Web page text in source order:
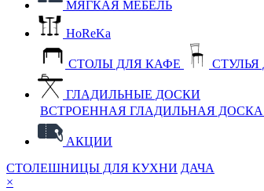
МЯГКАЯ МЕБЕЛЬ
HoReKa
СТОЛЫ ДЛЯ КАФЕ
ГЛАДИЛЬНЫЕ ДОСКИ
ВСТРОЕННАЯ ГЛАДИЛЬНАЯ ДОСКА
АКЦИИ
СТОЛЕШНИЦЫ ДЛЯ КУХНИ ДАЧА
×